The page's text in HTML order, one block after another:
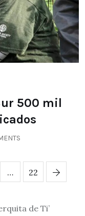
500 mil
… 22
de Ti’